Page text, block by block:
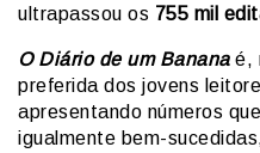
ultrapassou os 755 mil
O Diário de um Bananaé,
preferida dos jovens
apresentando números
igualmente bem-